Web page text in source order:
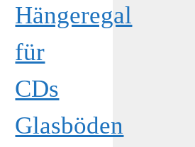
Hängeregal
für
CDs
Glasböden